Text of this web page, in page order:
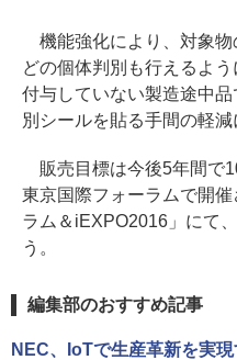
機能強化により、対象物
どの個体判別も行えるよ
付与していない製造途中
別シールを貼る手間の軽減
販売目標は今後5年間で
東京国際フォーラムで開
ラム＆iEXPO2016」にて
う。
編集部のおすすめ記事
NEC、IoTで生産革新を実